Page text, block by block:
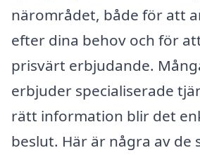
närområdet, både för att
efter dina behov och för
prisvärt erbjudande.
erbjuder specialiserade
rätt information blir det
beslut. Här är några av de